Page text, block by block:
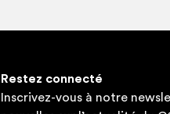
for­ma­tion
du territoire.
Restez connecté
Inscrivez-vous à notre